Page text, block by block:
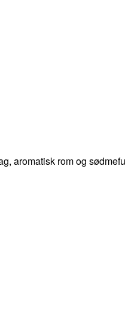
aromatisk rom og